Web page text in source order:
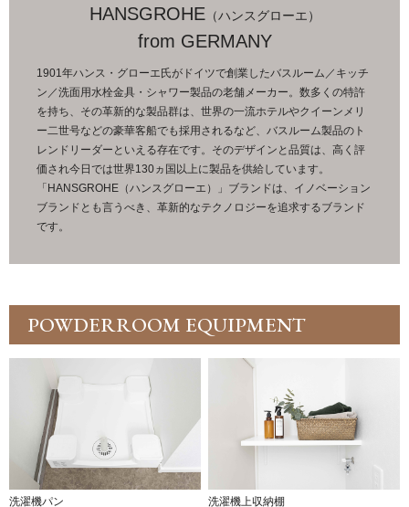
HANSGROHE（ハンスグローエ）
from GERMANY
1901年ハンス・グローエ氏がドイツで創業したバスルーム／キッチ
ン／洗面用水栓金具・シャワー製品の老舗メーカー。数多くの特許
を持ち、その革新的な製品群は、世界の一流ホテルやクイーンメリ
ー二世号などの豪華客船でも採用されるなど、バスルーム製品のト
レンドリーダーといえる存在です。そのデザインと品質は、高く評
価され今日では世界130ヵ国以上に製品を供給しています。
「HANSGROHE（ハンスグローエ）」ブランドは、イノベーション
ブランドとも言うべき、革新的なテクノロジーを追求するブランド
です。
POWDERROOM EQUIPMENT
洗濯機パン 洗濯機上収納棚